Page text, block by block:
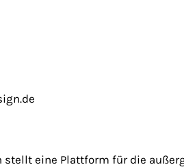
stellt eine Plattform für die